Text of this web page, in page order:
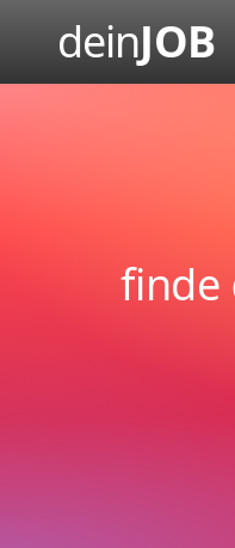
deinJOB
finde